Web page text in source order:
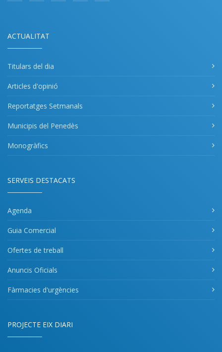
ACTUALITAT
Titulars del dia
Articles d'opinió
Reportatges Setmanals
Municipis del Penedès
Monogràfics
SERVEIS DESTACATS
Agenda
Guia Comercial
Ofertes de treball
Anuncis Oficials
Fàrmacies d'urgències
PROJECTE EIX DIARI